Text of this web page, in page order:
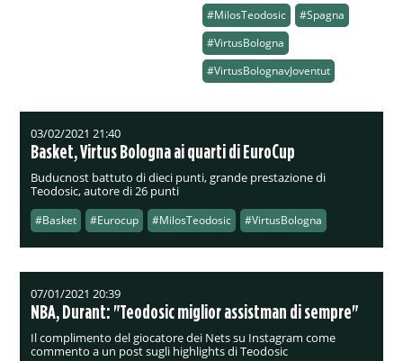
#MilosTeodosic
#Spagna
#VirtusBologna
#VirtusBolognavJoventut
03/02/2021 21:40
Basket, Virtus Bologna ai quarti di EuroCup
Buducnost battuto di dieci punti, grande prestazione di
Teodosic, autore di 26 punti
#Basket #Eurocup #MilosTeodosic #VirtusBologna
07/01/2021 20:39
NBA, Durant: "Teodosic miglior assistman di sempre"
Il complimento del giocatore dei Nets su Instagram come
commento a un post sugli highlights di Teodosic